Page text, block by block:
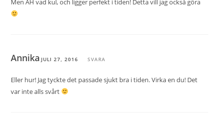
Men ÅH vad kul, och ligger perfekt i tiden! Detta vill jag också göra
Annika JULI 27, 2016 SVARA
Eller hur! Jag tyckte det passade sjukt bra i tiden. Virka en du! Det
var inte alls svårt